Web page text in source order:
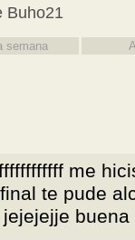
Buho21
semana
me
te pude
buena